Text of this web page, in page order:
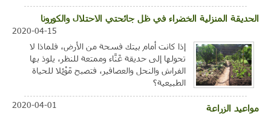
الحديقة المنزلية الخضراء في ظل جائحتي الاحتلال والكورونا
2020-04-15
إذا كانت أمام بيتك فسحة من الأرض، فلماذا لا
تحولها إلى حديقة غَنَّاء وممتعة للنظر، يلوذ بها
الفراش والنحل والعصافير، فتصبح مَوْئِلا للحياة
الطبيعية؟
مواعيد الزراعة
2020-04-01